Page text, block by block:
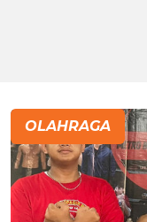
OLAHRAGA